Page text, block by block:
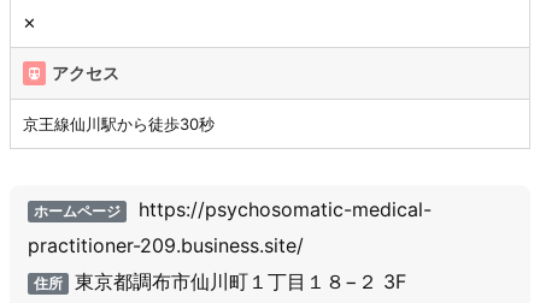
✕
アクセス
京王線仙川駅から徒歩30秒
ホームページ
https://psychosomatic-medical-
practitioner-209.business.site/
住所 東京都調布市仙川町１丁目１８−２ 3F